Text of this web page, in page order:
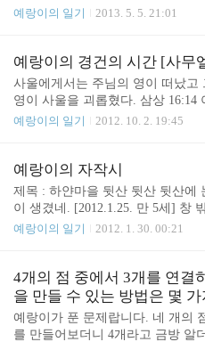
만들고 생긴 일이라 구급차도 잘
더군요. 이제 회복하는 중인데 그
지금도 아찔하네요. 먼 여행하고
데, 도착해서도 여기저기 많이 돌
에게 ..
대한 개념을 배우며 놀았습니다.
지 고민하다가5X2를 하면 두 개가
았습니다.그래서 그럼 더하기 2를
셉놀이.생각처럼 쉽지는 않은 모
X1을 하고 그만 하겠다고 하네요.
수 있다는 게 즐겁네요. 2013년 5월
예랑이의 일기 2013. 5. 5. 21:01
예랑이의 경건의 시간 [사무
사울에게서는 주님의 영이 떠났
영이 사울을 괴롭혔다. 삼상 16:14
면 하나님의 영이 나에게서 떠날
예랑이의 일기 2012. 10. 2. 19:45
예랑이의 자작시
제목 : 하얀마을 뒷산 뒷산 뒷산에
이 생겼네. [2012.1.25. 만 5세] 창
운 시네요. ^^
예랑이의 일기 2012. 1. 30. 00:21
4개의 점 중에서 3개를 연결
을 만들 수 있는 방법은 몇 가
예랑이가 푼 문제랍니다. 네 개의
를 만들어보더니 4개라고 금방 알